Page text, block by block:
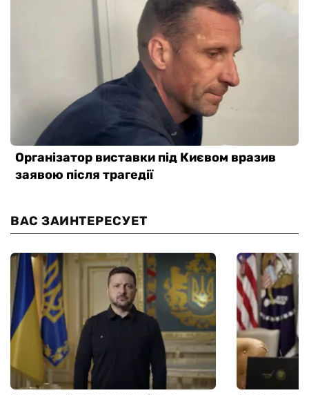
ВАС ЗАИНТЕРЕСУЕТ